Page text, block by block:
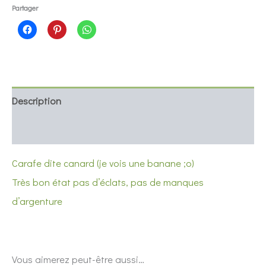
canard
Partager
Description
Carafe dite canard (je vois une banane ;o)
Très bon état pas d’éclats, pas de manques
d’argenture
Vous aimerez peut-être aussi…